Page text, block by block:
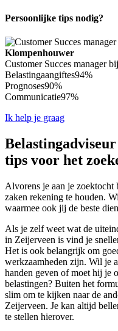
Persoonlijke tips nodig?
Klompenhouwer
Customer Succes manager
Belastingaangiftes94%
Prognoses90%
Communicatie97%
Ik help je graag
tips voor het
Alvorens je aan je zoektocht
zaken rekening te houden.
waarmee ook jij de beste
Als je zelf weet wat de
in Zeijerveen is vind je
Het is ook belangrijk om
werkzaamheden zijn. Wil je
handen geven of moet hij je
belastingen? Buiten het
slim om te kijken naar de
Zeijerveen. Je kan altijd
te stellen hierover.